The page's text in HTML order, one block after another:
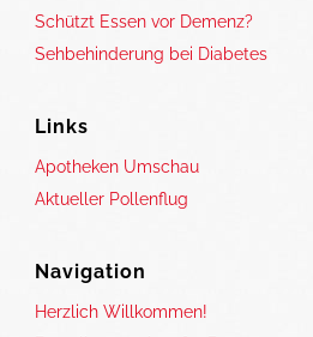
Schützt Essen vor Demenz?
Sehbehinderung bei Diabetes
Links
Apotheken Umschau
Aktueller Pollenflug
Navigation
Herzlich Willkommen!